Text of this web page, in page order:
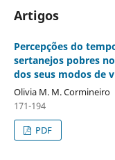
Artigos
Percepções do
sertanejos pobres
dos seus modos de
Olivia M. M. Cormineiro
171-194
PDF